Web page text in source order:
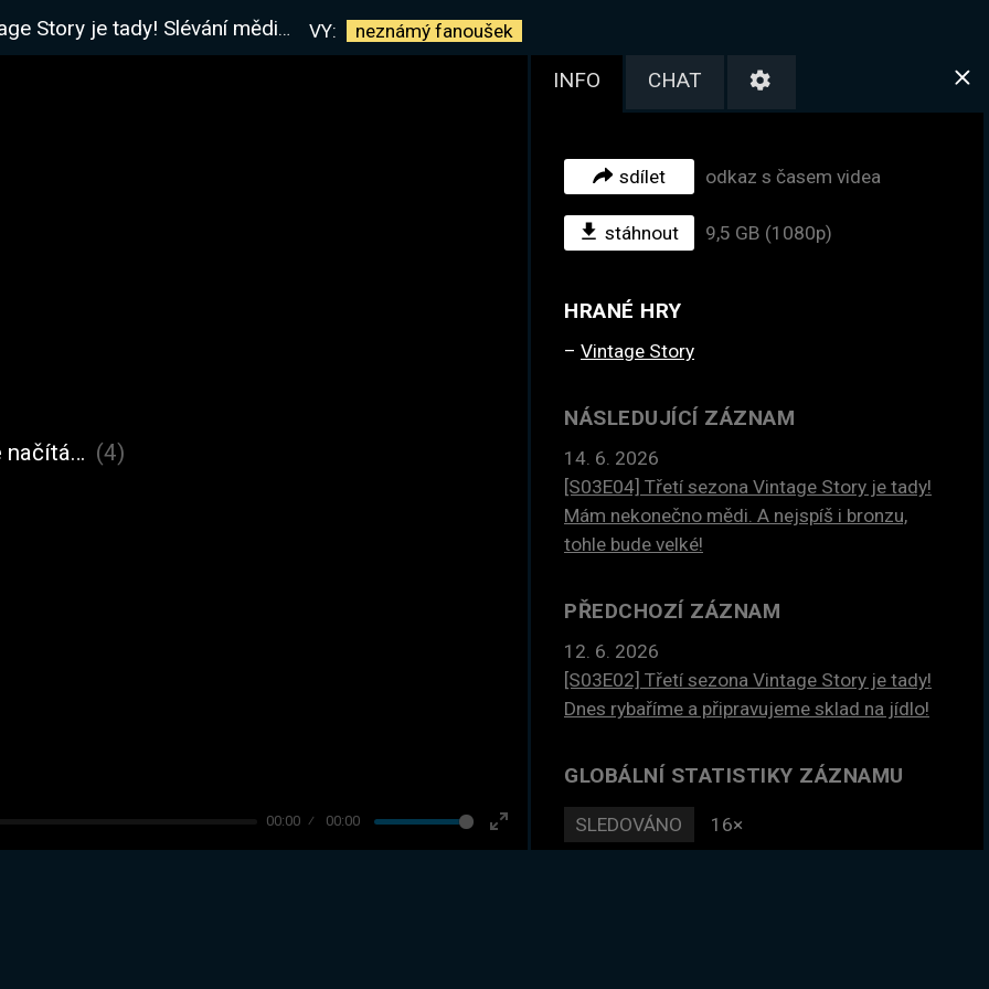
Slévání mědi a první pořádné nástroje! VY: neznámý fanoušek
00:00 00:00
Enter
načítá… (4)
INFO CHAT
sdílet odkaz s časem videa
stáhnout 9,5 GB (1080p)
HRANÉ HRY
Vintage Story
NÁSLEDUJÍCÍ ZÁZNAM
14. 6. 2026
[S03E04] Třetí sezona Vintage Story je tady!
Mám nekonečno mědi. A nejspíš i bronzu,
tohle bude velké!
PŘEDCHOZÍ ZÁZNAM
12. 6. 2026
[S03E02] Třetí sezona Vintage Story je tady!
Dnes rybaříme a připravujeme sklad na jídlo!
GLOBÁLNÍ STATISTIKY ZÁZNAMU
SLEDOVÁNO 16×